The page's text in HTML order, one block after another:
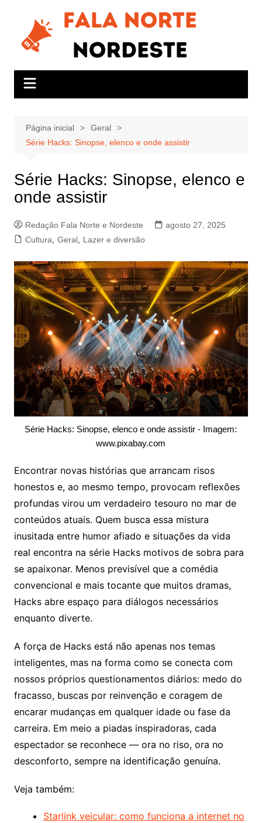
conteúdo
Página inicial
Geral
Série Hacks: Sinopse, elenco e onde assistir
Série Hacks: Sinopse, elenco e
onde assistir
Redação Fala Norte e Nordeste
agosto 27, 2025
Cultura
Geral, Lazer e diversão
Série Hacks: Sinopse, elenco e onde assistir - Imagem:
www.pixabay.com
Encontrar novas histórias que arrancam risos
honestos e, ao mesmo tempo, provocam reflexões
profundas virou um verdadeiro tesouro no mar de
conteúdos atuais. Quem busca essa mistura
inusitada entre humor afiado e situações da vida
real encontra na série Hacks motivos de sobra para
se apaixonar. Menos previsível que a comédia
convencional e mais tocante que muitos dramas,
Hacks abre espaço para diálogos necessários
enquanto diverte.
A força de Hacks está não apenas nos temas
inteligentes, mas na forma como se conecta com
nossos próprios questionamentos diários: medo do
fracasso, buscas por reinvenção e coragem de
encarar mudanças em qualquer idade ou fase da
carreira. Em meio a piadas inspiradoras, cada
espectador se reconhece — ora no riso, ora no
desconforto, sempre na identificação genuína.
Veja também:
Starlink veicular: como funciona a internet no